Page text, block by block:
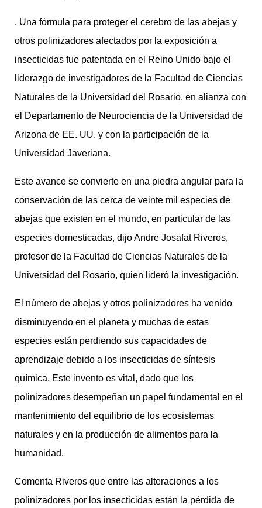
. Una fórmula para proteger el cerebro de las abejas y
otros polinizadores afectados por la exposición a
insecticidas fue patentada en el Reino Unido bajo el
liderazgo de investigadores de la Facultad de Ciencias
Naturales de la Universidad del Rosario, en alianza con
el Departamento de Neurociencia de la Universidad de
Arizona de EE. UU. y con la participación de la
Universidad Javeriana.
Este avance se convierte en una piedra angular para la
conservación de las cerca de veinte mil especies de
abejas que existen en el mundo, en particular de las
especies domesticadas, dijo Andre Josafat Riveros,
profesor de la Facultad de Ciencias Naturales de la
Universidad del Rosario, quien lideró la investigación.
El número de abejas y otros polinizadores ha venido
disminuyendo en el planeta y muchas de estas
especies están perdiendo sus capacidades de
aprendizaje debido a los insecticidas de síntesis
química. Este invento es vital, dado que los
polinizadores desempeñan un papel fundamental en el
mantenimiento del equilibrio de los ecosistemas
naturales y en la producción de alimentos para la
humanidad.
Comenta Riveros que entre las alteraciones a los
polinizadores por los insecticidas están la pérdida de